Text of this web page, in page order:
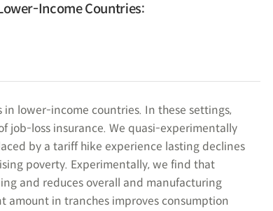
Income Countries:
lower-income countries. In these settings,
job-loss insurance. We quasi-experimentally
by a tariff hike experience lasting declines
poverty. Experimentally, we find that
and reduces overall and manufacturing
amount in tranches improves consumption